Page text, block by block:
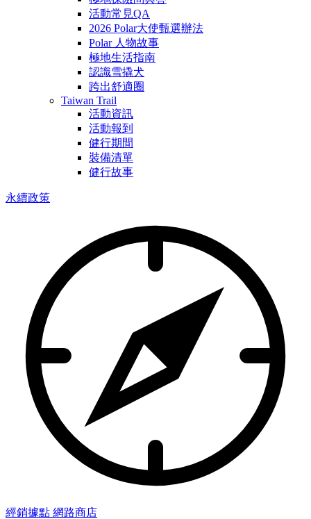
活動常見QA
2026 Polar大使甄選辦法
Polar 人物故事
極地生活指南
認識雪撬犬
跨出舒適圈
Taiwan Trail
活動資訊
活動報到
健行期間
裝備清單
健行故事
永續政策
經銷據點 網路商店